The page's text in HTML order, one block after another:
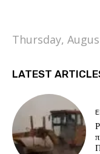
Thursday,
LATEST